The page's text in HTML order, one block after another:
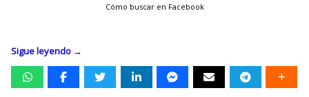
Cómo buscar en Facebook
Sigue leyendo →